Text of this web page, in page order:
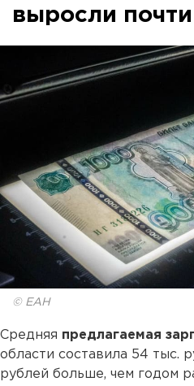
выросли
© ЕАН
Средняя предлагаемая
области составила 54 тыс.
рублей больше, чем годом